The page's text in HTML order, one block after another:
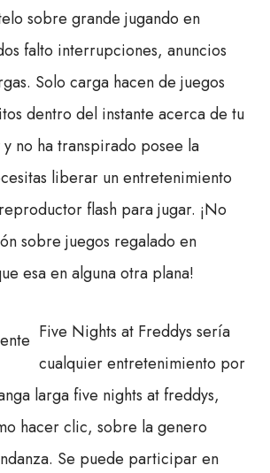
sobre grande jugando en
falto interrupciones, anuncios
Solo carga hacen de juegos
dentro del instante acerca de tu
no ha transpirado posee la
liberar un entretenimiento
flash para jugar. ¡No
sobre juegos regalado en
esa en alguna otra plana!
Five Nights at Freddys serí­a
cualquier entretenimiento por
larga five nights at freddys,
hacer clic, sobre la genero
Se puede participar en